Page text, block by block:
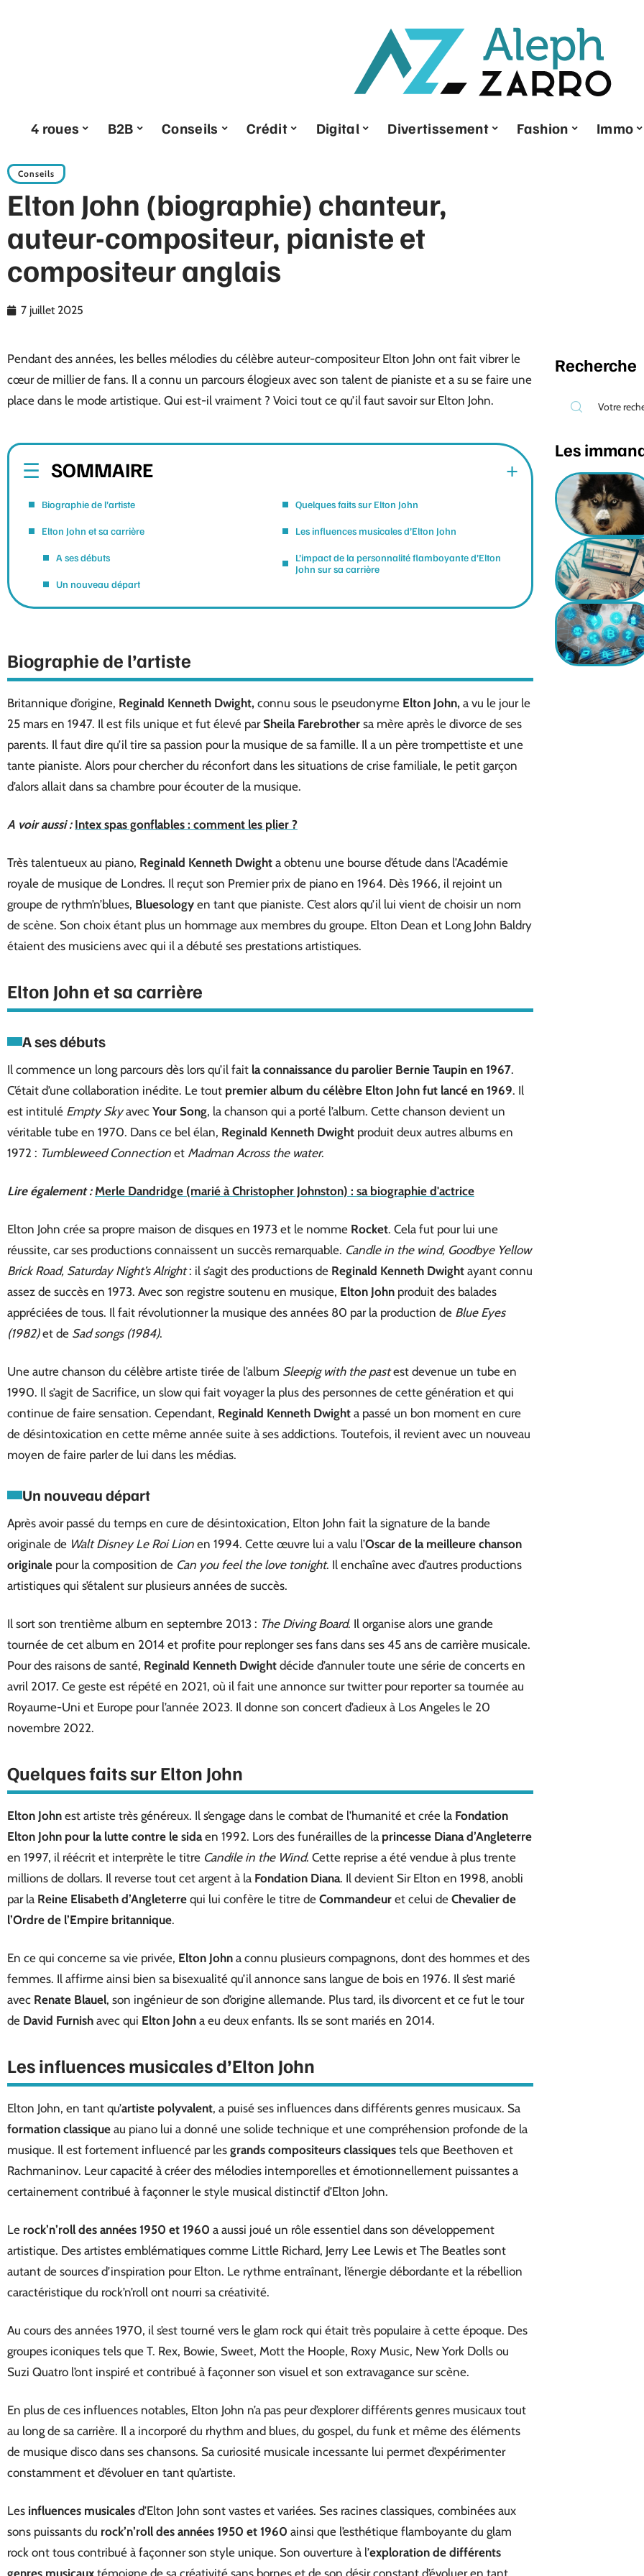
4 roues B2B Conseils Crédit Digital Divertissement Fashion Immo
Conseils
Elton John (biographie) chanteur,
auteur-compositeur, pianiste et
compositeur anglais
7 juillet 2025
Pendant des années, les belles mélodies du célèbre auteur-compositeur Elton John ont fait vibrer le
cœur de millier de fans. Il a connu un parcours élogieux avec son talent de pianiste et a su se faire une
place dans le mode artistique. Qui est-il vraiment ? Voici tout ce qu’il faut savoir sur Elton John.
SOMMAIRE
Biographie de l’artiste
Elton John et sa carrière
A ses débuts
Un nouveau départ
Quelques faits sur Elton John
Les influences musicales d’Elton John
L’impact de la personnalité flamboyante d’Elton
John sur sa carrière
Biographie de l’artiste
Britannique d’origine, Reginald Kenneth Dwight, connu sous le pseudonyme Elton John, a vu le jour le
25 mars en 1947. Il est fils unique et fut élevé parSheila Farebrother sa mère après le divorce de ses
parents. Il faut dire qu’il tire sa passion pour la musique de sa famille. Il a un père trompettiste et une
tante pianiste. Alors pour chercher du réconfort dans les situations de crise familiale, le petit garçon
d’alors allait dans sa chambre pour écouter de la musique.
A voir aussi : Intex spas gonflables : comment les plier ?
Très talentueux au piano, Reginald Kenneth Dwight a obtenu une bourse d’étude dans l’Académie
royale de musique de Londres. Il reçut son Premier prix de piano en 1964. Dès 1966, il rejoint un
groupe de rythm’n’blues, Bluesology en tant que pianiste. C’est alors qu’il lui vient de choisir un nom
de scène. Son choix étant plus un hommage aux membres du groupe. Elton Dean et Long John Baldry
étaient des musiciens avec qui il a débuté ses prestations artistiques.
Elton John et sa carrière
A ses débuts
Il commence un long parcours dès lors qu’il fait la connaissance du parolier Bernie Taupin en 1967.
C’était d’une collaboration inédite. Le tout premier album du célèbre Elton John fut lancé en 1969. Il
est intitulé Empty Skyavec Your Song, la chanson qui a porté l’album. Cette chanson devient un
véritable tube en 1970. Dans ce bel élan, Reginald Kenneth Dwight produit deux autres albums en
1972 : Tumbleweed Connection et Madman Across the water.
Lire également : Merle Dandridge (marié à Christopher Johnston) : sa biographie d'actrice
Elton John crée sa propre maison de disques en 1973 et le nomme Rocket. Cela fut pour lui une
réussite, car ses productions connaissent un succès remarquable. Candle in the wind, Goodbye Yellow
Brick Road, Saturday Night’s Alright: il s’agit des productions de Reginald Kenneth Dwight ayant connu
assez de succès en 1973. Avec son registre soutenu en musique, Elton John produit des balades
appréciées de tous. Il fait révolutionner la musique des années 80 par la production de Blue Eyes
(1982)et de Sad songs (1984).
Une autre chanson du célèbre artiste tirée de l’album Sleepig with the pastest devenue un tube en
1990. Il s’agit de Sacrifice, un slow qui fait voyager la plus des personnes de cette génération et qui
continue de faire sensation. Cependant, Reginald Kenneth Dwight a passé un bon moment en cure
de désintoxication en cette même année suite à ses addictions. Toutefois, il revient avec un nouveau
moyen de faire parler de lui dans les médias.
Un nouveau départ
Après avoir passé du temps en cure de désintoxication, Elton John fait la signature de la bande
originale de Walt Disney Le Roi Lion en 1994. Cette œuvre lui a valu l’Oscar de la meilleure chanson
originale pour la composition de Can you feel the love tonight. Il enchaîne avec d’autres productions
artistiques qui s’étalent sur plusieurs années de succès.
Il sort son trentième album en septembre 2013 : The Diving Board. Il organise alors une grande
tournée de cet album en 2014 et profite pour replonger ses fans dans ses 45 ans de carrière musicale.
Pour des raisons de santé, Reginald Kenneth Dwight décide d’annuler toute une série de concerts en
avril 2017. Ce geste est répété en 2021, où il fait une annonce sur twitter pour reporter sa tournée au
Royaume-Uni et Europe pour l’année 2023. Il donne son concert d’adieux à Los Angeles le 20
novembre 2022.
Quelques faits sur Elton John
Elton John est artiste très généreux. Il s’engage dans le combat de l’humanité et crée la Fondation
Elton John pour la lutte contre le sidaen 1992. Lors des funérailles de la princesse Diana d’Angleterre
en 1997, il réécrit et interprète le titre Candile in the Wind. Cette reprise a été vendue à plus trente
millions de dollars. Il reverse tout cet argent à la Fondation Diana. Il devient Sir Elton en 1998, anobli
par la Reine Elisabeth d’Angleterre qui lui confère le titre de Commandeur et celui de Chevalier de
l’Ordre de l’Empire britannique.
En ce qui concerne sa vie privée, Elton John a connu plusieurs compagnons, dont des hommes et des
femmes. Il affirme ainsi bien sa bisexualité qu’il annonce sans langue de bois en 1976. Il s’est marié
avec Renate Blauel, son ingénieur de son d’origine allemande. Plus tard, ils divorcent et ce fut le tour
de David Furnish avec qui Elton John a eu deux enfants. Ils se sont mariés en 2014.
Les influences musicales d’Elton John
Elton John, en tant qu’artiste polyvalent, a puisé ses influences dans différents genres musicaux. Sa
formation classique au piano lui a donné une solide technique et une compréhension profonde de la
musique. Il est fortement influencé par les grands compositeurs classiques tels que Beethoven et
Rachmaninov. Leur capacité à créer des mélodies intemporelles et émotionnellement puissantes a
certainement contribué à façonner le style musical distinctif d’Elton John.
Le rock’n’roll des années 1950 et 1960 a aussi joué un rôle essentiel dans son développement
artistique. Des artistes emblématiques comme Little Richard, Jerry Lee Lewis et The Beatles sont
autant de sources d’inspiration pour Elton. Le rythme entraînant, l’énergie débordante et la rébellion
caractéristique du rock’n’roll ont nourri sa créativité.
Au cours des années 1970, il s’est tourné vers le glam rock qui était très populaire à cette époque. Des
groupes iconiques tels que T. Rex, Bowie, Sweet, Mott the Hoople, Roxy Music, New York Dolls ou
Suzi Quatro l’ont inspiré et contribué à façonner son visuel et son extravagance sur scène.
En plus de ces influences notables, Elton John n’a pas peur d’explorer différents genres musicaux tout
au long de sa carrière. Il a incorporé du rhythm and blues, du gospel, du funk et même des éléments
de musique disco dans ses chansons. Sa curiosité musicale incessante lui permet d’expérimenter
constamment et d’évoluer en tant qu’artiste.
Les influences musicales d’Elton John sont vastes et variées. Ses racines classiques, combinées aux
sons puissants du rock’n’roll des années 1950 et 1960 ainsi que l’esthétique flamboyante du glam
rock ont tous contribué à façonner son style unique. Son ouverture à l’exploration de différents
genres musicaux témoigne de sa créativité sans bornes et de son désir constant d’évoluer en tant
Recherche
Les